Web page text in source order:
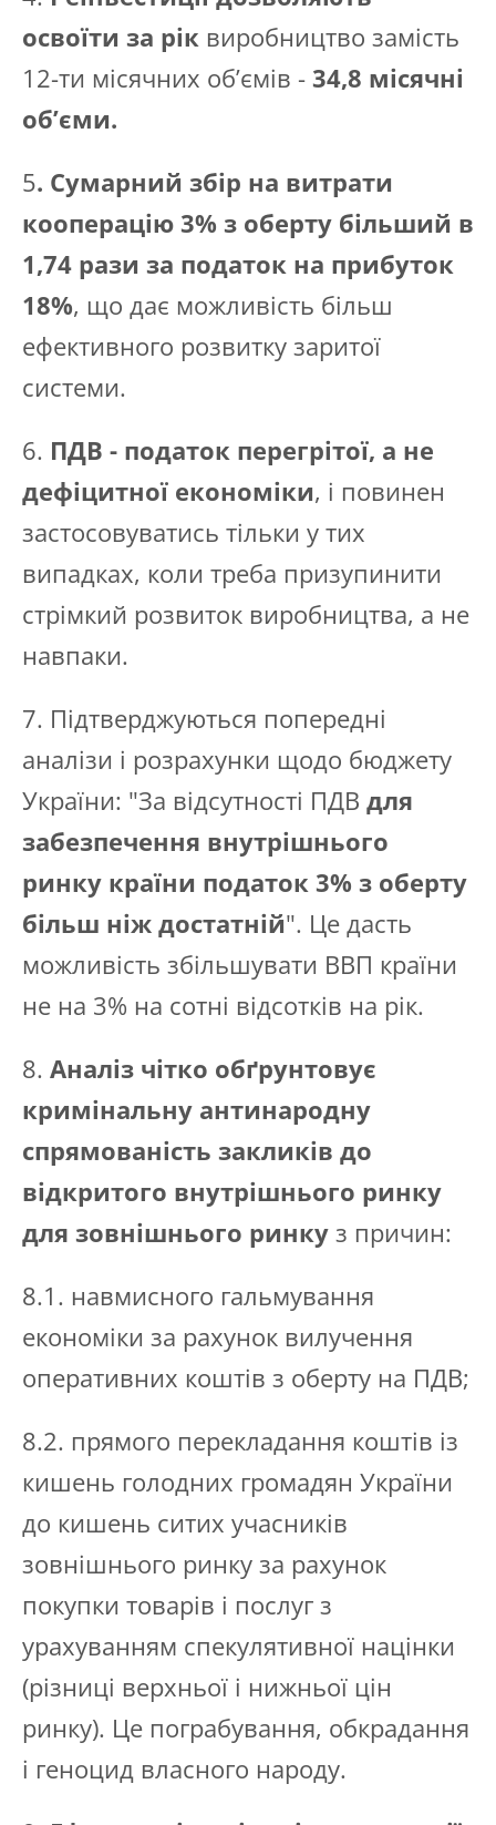
освоїти за рік виробництво замість
12-ти місячних об’ємів - 34,8 місячні
об’єми.
5. Сумарний збір на витрати
кооперацію 3% з оберту більший в
1,74 рази за податок на прибуток
18%, що дає можливість більш
ефективного розвитку заритої
системи.
6. ПДВ - податок перегрітої, а не
дефіцитної економіки, і повинен
застосовуватись тільки у тих
випадках, коли треба призупинити
стрімкий розвиток виробництва, а не
навпаки.
7. Підтверджуються попередні
аналізи і розрахунки щодо бюджету
України: "За відсутності ПДВ для
забезпечення внутрішнього
ринку країни податок 3% з оберту
більш ніж достатній". Це дасть
можливість збільшувати ВВП країни
не на 3% на сотні відсотків на рік.
8. Аналіз чітко обґрунтовує
кримінальну антинародну
спрямованість закликів до
відкритого внутрішнього ринку
для зовнішнього ринку з причин:
8.1. навмисного гальмування
економіки за рахунок вилучення
оперативних коштів з оберту на ПДВ;
8.2. прямого перекладання коштів із
кишень голодних громадян України
до кишень ситих учасників
зовнішнього ринку за рахунок
покупки товарів і послуг з
урахуванням спекулятивної націнки
(різниці верхньої і нижньої цін
ринку). Це пограбування, обкрадання
і геноцид власного народу.